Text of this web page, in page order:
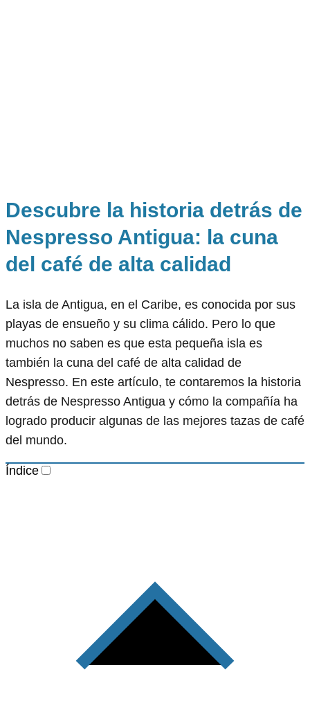
Descubre la historia detrás de
Nespresso Antigua: la cuna
del café de alta calidad
La isla de Antigua, en el Caribe, es conocida por sus
playas de ensueño y su clima cálido. Pero lo que
muchos no saben es que esta pequeña isla es
también la cuna del café de alta calidad de
Nespresso. En este artículo, te contaremos la historia
detrás de Nespresso Antigua y cómo la compañía ha
logrado producir algunas de las mejores tazas de café
del mundo.
Índice